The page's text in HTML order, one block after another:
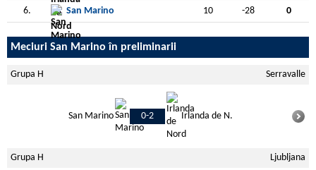
6. San Marino 10 -28 0
Meciuri San Marino în preliminarii
Grupa H Serravalle
San Marino 0-2 Irlanda de N.
Grupa H Ljubljana